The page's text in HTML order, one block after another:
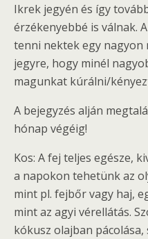
Ikrek jegyén és így
érzékenyebbé is válnak.
tenni nektek egy nagyon
jegyre, hogy minél
magunkat kúrálni/
A bejegyzés alján
hónap végéig!
Kos: A fej teljes egésze,
a napokon tehetünk az
mint pl. fejbőr vagy haj,
mint az agyi vérellátás.
kókusz olajban